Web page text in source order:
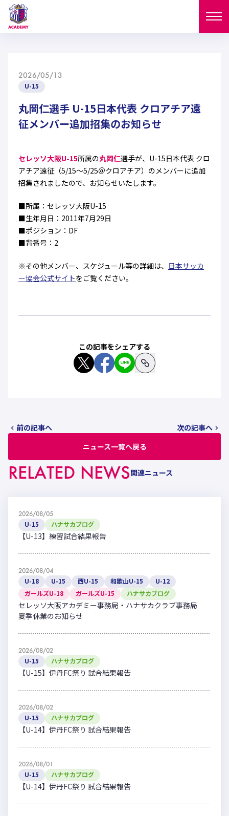
西U-15 和歌山U-15
U-12 ガールズU-18
ガールズU-15
試合日程
MATCH
U-18 U-15
U-12
ガールズU-15
選手
PLAYERS
選手
ガールズU-15
セレクション
SELECTION
セレクション
アカデミー
セレクション
フィロソフィー
ハナサカクラブ
セレッソ大阪 レディース
2026/05/13
U-15
丸岡仁選手 U-15日本代表 クロアチア遠
征メンバー追加招集のお知らせ
セレッソ大阪U-15所属の丸岡仁選手が、U-15日本代表 クロ
アチア遠征（5/15～5/25＠クロアチア）のメンバーに追加
招集されましたので、お知らせいたします。
■所属：セレッソ大阪U-15
■生年月日：2011年7月29日
■ポジション：DF
■背番号：2
※その他メンバー、スケジュール等の詳細は、 日本サッカ
ー協会公式サイトをご覧ください。
この記事をシェアする
前の記事へ
ニュース一覧へ戻る
次の記事へ
RELATED NEWS関連ニュース
2026/08/05
U-15 ハナサカブログ
【U-13】練習試合結果報告
2026/08/04
U-18 U-15 西U-15 和歌山U-15
U-12
ガールズU-18
ガールズU-15 ハナサカブログ
セレッソ大阪アカデミー事務局・ハナサカクラブ事務局
夏季休業のお知らせ
2026/08/02
U-15 ハナサカブログ
【U-15】伊丹FC祭り 試合結果報告
2026/08/02
U-15 ハナサカブログ
【U-14】伊丹FC祭り 試合結果報告
2026/08/01
U-15 ハナサカブログ
【U-14】伊丹FC祭り 試合結果報告